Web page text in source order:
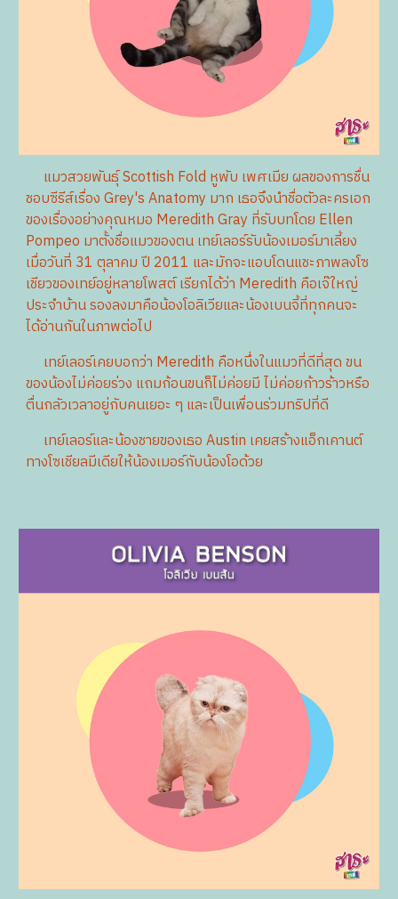
แมวสวยพันธุ์ Scottish Fold หูพับ เพศเมีย ผลของการชื่น
ชอบซีรีส์เรื่อง Grey's Anatomy​ มาก เธอจึงนำชื่อตัวละครเอก
ของเรื่องอย่างคุณหมอ Meredith​ Gray ที่รับบทโดย Ellen
Pompeo มาตั้งชื่อแมวของตน เทย์เลอร์รับน้องเมอร์มาเลี้ยง
เมื่อวันที่ 31 ตุลาคม ปี 2011 และมักจะแอบโดนแชะภาพลงโซ
เชียวของเทย์อยู่หลาย​โพสต์​ เรียกได้ว่า Meredith​ คือเจ๊ใหญ่
ประจำบ้าน รองลงมาคือน้องโอลิเวียและน้องเบนจี้ที่ทุกคนจะ
ได้อ่านกันในภาพต่อไป
เทย์เลอร์เคยบอกว่า Meredith​ คือหนึ่งในแมวที่ดีที่สุด ขน
ของน้องไม่ค่อยร่วง แถมก้อนขนก็ไม่ค่อยมี ไม่ค่อยก้าวร้าวหรือ
ตื่นกลัวเวลาอยู่กับคนเยอะ ๆ และเป็นเพื่อนร่วมทริปที่ดี
เทย์เลอร์และน้องชายของเธอ Austin เคยสร้างแอ็กเคานต์
ทางโซเชียลมีเดียให้น้องเมอร์กับน้องโอด้วย